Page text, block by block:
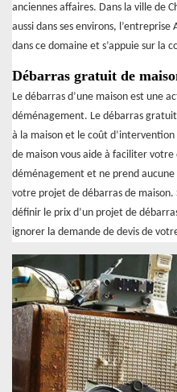
anciennes affaires. Dans la ville de
aussi dans ses environs,
dans ce domaine et s’appuie sur la
Débarras gratuit de
Le débarras d’une maison est une
déménagement. Le débarras
à la maison et le coût
de maison vous aide à faciliter
déménagement et ne prend
votre projet de débarras de maison.
définir le prix d’un projet de
ignorer la demande de devis de